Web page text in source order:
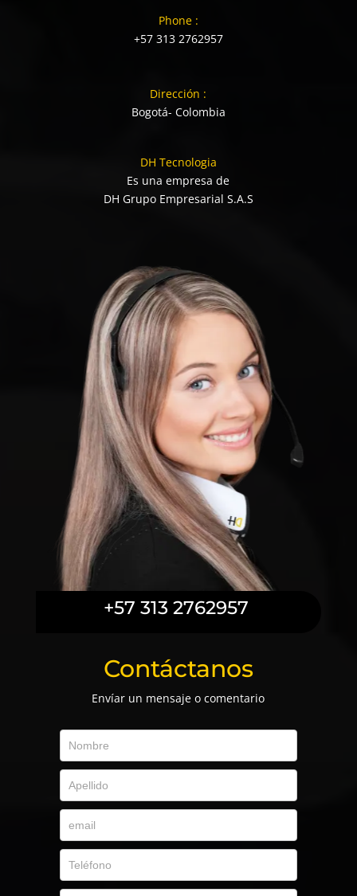
Phone :
+57 313 2762957
Dirección :
Bogotá- Colombia
DH Tecnologia
Es una empresa de
DH Grupo Empresarial S.A.S
+57 313 2762957
Contáctanos
Envíar un mensaje o comentario